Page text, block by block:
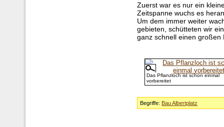
Zuerst war es nur ein
Zeitspanne wuchs es
Um dem immer weiter
gebieten, schütteten wir
ganz schnell einen großen
Das Pflanzloch ist schon einmal
vorbereitet
Begriffe: Bau Albertplatz